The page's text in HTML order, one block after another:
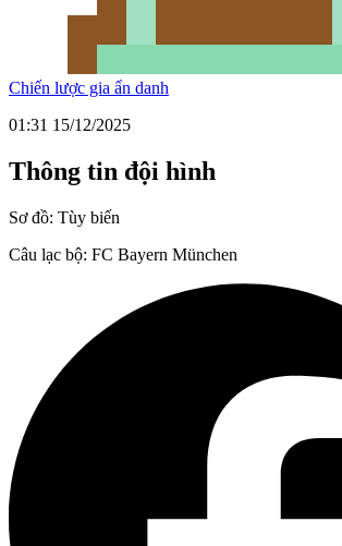
Chiến lược gia ẩn danh
01:31 15/12/2025
Thông tin đội hình
Sơ đồ: Tùy biến
Câu lạc bộ: FC Bayern München